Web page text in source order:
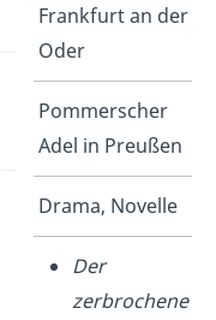
Frankfurt an der
Oder
Pommerscher
Adel in Preußen
Drama, Novelle
Der
zerbrochene